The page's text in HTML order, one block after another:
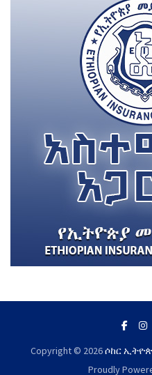
Copyright © 2026ሶከር
Proudly